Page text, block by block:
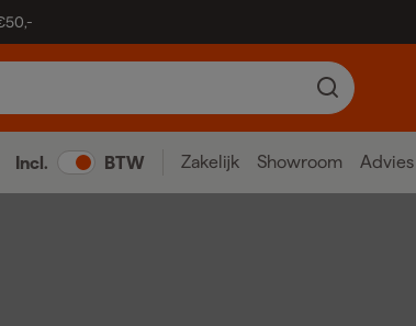
Incl. BTW Zakelijk Showroom Advies